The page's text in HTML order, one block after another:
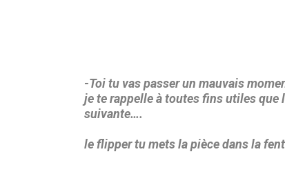
-Toi tu vas passer un mauvais
je te rappelle à toutes fins utiles que
suivante….
le flipper tu mets la pièce dans la